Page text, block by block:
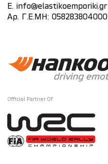
E.
info@elastikoemporiki.gr
Αρ. Γ.Ε.ΜΗ: 058283804000
Official Partner Of